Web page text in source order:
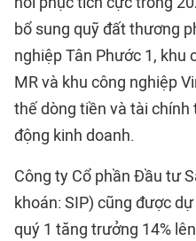
bổ sung quỹ đất thương
nghiệp Tân Phước 1, khu
MR và khu công nghiệp
thế dòng tiền và tài
động kinh doanh.
Công ty Cổ phần Đầu tư
khoán: SIP) cũng được
quý 1 tăng trưởng 14%